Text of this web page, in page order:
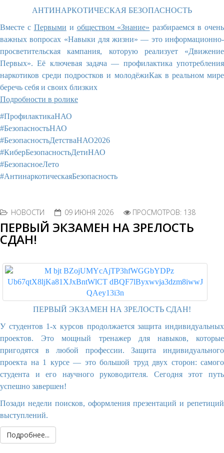
АНТИНАРКОТИЧЕСКАЯ БЕЗОПАСНОСТЬ
Вместе с Первыми и обществом «Знание» разбираемся в очень
важных вопросах «Навыки для жизни» — это информационно-
просветительская кампания, которую реализует «Движение
Первых». Её ключевая задача — профилактика употребления
наркотиков среди подростков и молодёжиКак в реальном мире
беречь себя и своих близких
Подробности в ролике
#ПрофилактикаНАО
#БезопасностьНАО
#БезопасностьДетстваНАО2026
#КиберБезопасностьДетиНАО
#БезопасноеЛето
#АнтинаркотическаяБезопасность
НОВОСТИ 09 ИЮНЯ 2026 ПРОСМОТРОВ: 138
ПЕРВЫЙ ЭКЗАМЕН НА ЗРЕЛОСТЬ
СДАН!
ПЕРВЫЙ ЭКЗАМЕН НА ЗРЕЛОСТЬ СДАН!
У студентов 1-х курсов продолжается защита индивидуальных
проектов. Это мощный тренажер для навыков, которые
пригодятся в любой профессии. Защита индивидуального
проекта на 1 курсе — это большой труд двух сторон: самого
студента и его научного руководителя. Сегодня этот путь
успешно завершен!
Позади недели поисков, оформления презентаций и репетиций
выступлений.
Подробнее...